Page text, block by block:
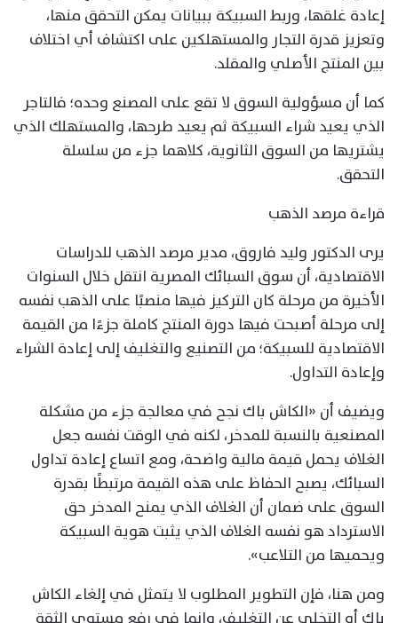
إعادة غلقها، وربط السبيكة ببيانات يمكن التحقق منها،
وتعزيز قدرة التجار والمستهلكين على اكتشاف أي اختلاف
بين المنتج الأصلي والمقلد.
كما أن مسؤولية السوق لا تقع على المصنع وحده؛ فالتاجر
الذي يعيد شراء السبيكة ثم يعيد طرحها، والمستهلك الذي
يشتريها من السوق الثانوية، كلاهما جزء من سلسلة
التحقق.
قراءة مرصد الذهب
يرى الدكتور وليد فاروق، مدير مرصد الذهب للدراسات
الاقتصادية، أن سوق السبائك المصرية انتقل خلال السنوات
الأخيرة من مرحلة كان التركيز فيها منصبًا على الذهب نفسه
إلى مرحلة أصبحت فيها دورة المنتج كاملة جزءًا من القيمة
الاقتصادية للسبيكة؛ من التصنيع والتغليف إلى إعادة الشراء
وإعادة التداول.
ويضيف أن «الكاش باك نجح في معالجة جزء من مشكلة
المصنعية بالنسبة للمدخر، لكنه في الوقت نفسه جعل
الغلاف يحمل قيمة مالية واضحة، ومع اتساع إعادة تداول
السبائك، يصبح الحفاظ على هذه القيمة مرتبطًا بقدرة
السوق على ضمان أن الغلاف الذي يمنح المدخر حق
الاسترداد هو نفسه الغلاف الذي يثبت هوية السبيكة
ويحميها من التلاعب».
ومن هنا، فإن التطوير المطلوب لا يتمثل في إلغاء الكاش